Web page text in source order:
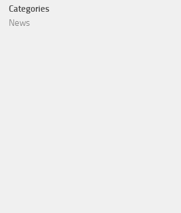
Categories
News